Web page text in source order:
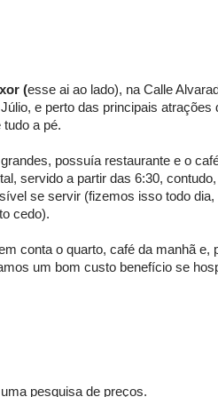
(esse ai ao lado), na Calle
e perto das principais atrações
a pé.
possuía restaurante e o
servido a partir das 6:30,
se servir (fizemos isso todo dia,
cedo).
conta o quarto, café da manhã e,
um bom custo benefício se
pesquisa de preços.